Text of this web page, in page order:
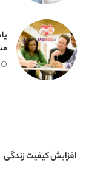
افزایش کیفیت زندگی